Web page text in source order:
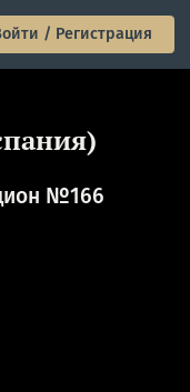
/ Регистрация
№166